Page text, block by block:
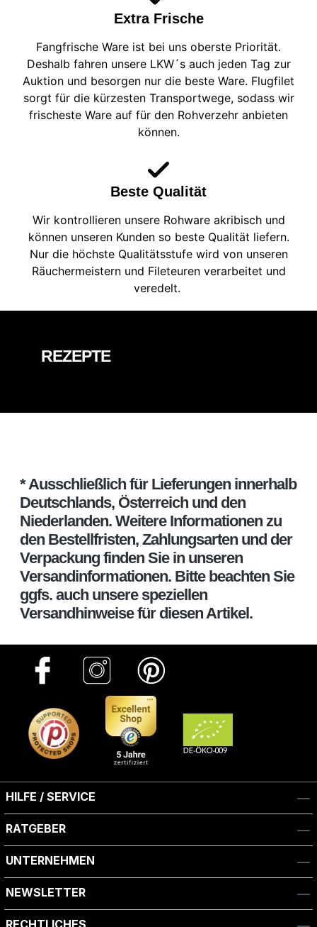
Extra Frische
Fangfrische Ware ist bei uns oberste Priorität.
Deshalb fahren unsere LKW´s auch jeden Tag zur
Auktion und besorgen nur die beste Ware. Flugfilet
sorgt für die kürzesten Transportwege, sodass wir
frischeste Ware auf für den Rohverzehr anbieten
können.
Beste Qualität
Wir kontrollieren unsere Rohware akribisch und
können unseren Kunden so beste Qualität liefern.
Nur die höchste Qualitätsstufe wird von unseren
Räuchermeistern und Fileteuren verarbeitet und
veredelt.
REZEPTE
* Ausschließlich für Lieferungen innerhalb
Deutschlands, Österreich und den
Niederlanden. Weitere Informationen zu
den Bestellfristen, Zahlungsarten und der
Verpackung finden Sie in unseren
Versandinformationen. Bitte beachten Sie
ggfs. auch unsere speziellen
Versandhinweise für diesen Artikel.
HILFE / SERVICE
RATGEBER
UNTERNEHMEN
NEWSLETTER
RECHTLICHES